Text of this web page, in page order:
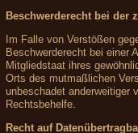
Beschwerderecht bei der
Im Falle von Verstößen
Beschwerderecht bei einer
Mitgliedstaat ihres
Orts des mutmaßlichen
unbeschadet anderweitiger
Rechtsbehelfe.
Recht auf